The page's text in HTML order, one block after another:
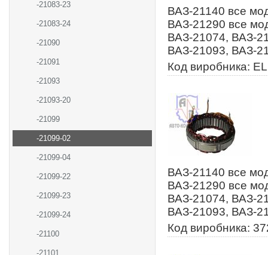
-21083-23
-21083-24
-21090
-21091
-21093
-21093-20
-21099
-21099-02
-21099-04
-21099-22
-21099-23
-21099-24
-21100
-21101
ВАЗ-21140 все
ВАЗ-21290 все
ВАЗ-21074, ВАЗ-
ВАЗ-21093, ВАЗ-
Код виробника:
ВАЗ-21140 все
ВАЗ-21290 все
ВАЗ-21074, ВАЗ-
ВАЗ-21093, ВАЗ-
Код виробника: